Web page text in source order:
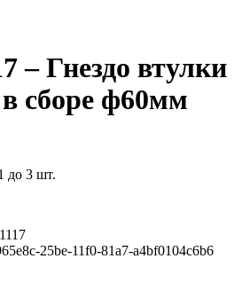
– Гнездо втулки
сборе ф60мм
до 3 шт.
25be-11f0-81a7-a4bf0104c6b6